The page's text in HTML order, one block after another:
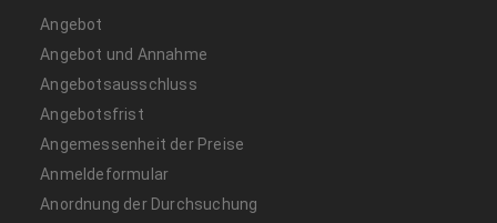
Angebot
Angebot und Annahme
Angebotsausschluss
Angebotsfrist
Angemessenheit der Preise
Anmeldeformular
Anordnung der Durchsuchung